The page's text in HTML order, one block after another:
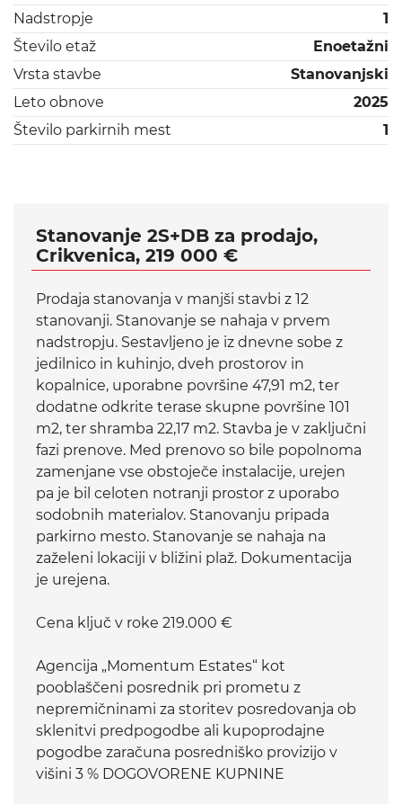
Nadstropje
1
Število etaž
Enoetažni
Vrsta stavbe
Stanovanjski
Leto obnove
2025
Število parkirnih mest
1
Stanovanje 2S+DB za prodajo,
Crikvenica, 219 000 €
Prodaja stanovanja v manjši stavbi z 12
stanovanji. Stanovanje se nahaja v prvem
nadstropju. Sestavljeno je iz dnevne sobe z
jedilnico in kuhinjo, dveh prostorov in
kopalnice, uporabne površine 47,91 m2, ter
dodatne odkrite terase skupne površine 101
m2, ter shramba 22,17 m2. Stavba je v zaključni
fazi prenove. Med prenovo so bile popolnoma
zamenjane vse obstoječe instalacije, urejen
pa je bil celoten notranji prostor z uporabo
sodobnih materialov. Stanovanju pripada
parkirno mesto. Stanovanje se nahaja na
zaželeni lokaciji v bližini plaž. Dokumentacija
je urejena.
Cena ključ v roke 219.000 €
Agencija „Momentum Estates“ kot
pooblaščeni posrednik pri prometu z
nepremičninami za storitev posredovanja ob
sklenitvi predpogodbe ali kupoprodajne
pogodbe zaračuna posredniško provizijo v
višini 3 % DOGOVORENE KUPNINE